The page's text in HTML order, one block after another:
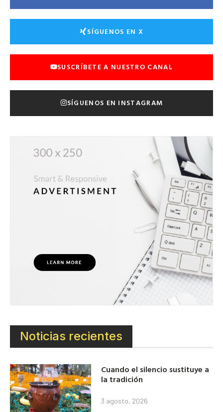
SÍGUENOS EN X
SUSCRÍBETE A NUESTRO CANAL
SÍGUENOS EN INSTAGRAM
Noticias recientes
Cuando el silencio sustituye a
la tradición
3 agosto, 2026